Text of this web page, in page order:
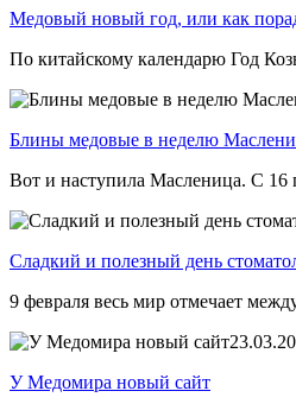
Медовый новый год, или как
По китайскому календарю Год
Блины медовые в неделю
Вот и наступила Масленица. С 16
Сладкий и полезный день
9 февраля весь мир отмечает
У Медомира новый сайт